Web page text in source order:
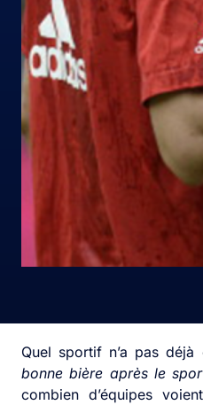
Quel sportif n’a pas déjà
bonne bière après le
combien d’équipes